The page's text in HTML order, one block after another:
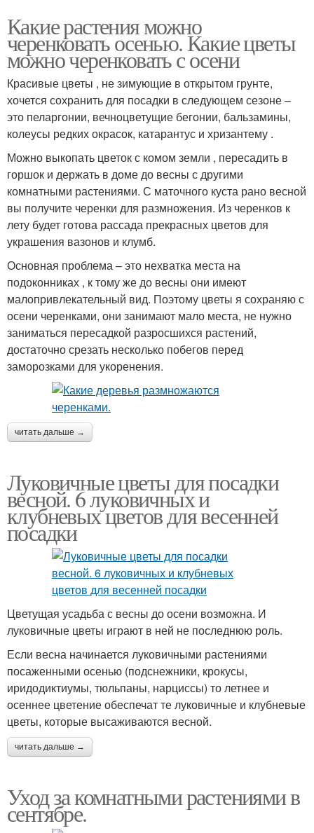
Какие растения можно
черенковать осенью. Какие цветы
можно черенковать с осени
Красивые цветы , не зимующие в открытом грунте,
хочется сохранить для посадки в следующем сезоне –
это пеларгонии, вечноцветущие бегонии, бальзамины,
колеусы редких окрасок, катарантус и хризантему .
Можно выкопать цветок с комом земли , пересадить в
горшок и держать в доме до весны с другими
комнатными растениями. С маточного куста рано весной
вы получите черенки для размножения. Из черенков к
лету будет готова рассада прекрасных цветов для
украшения вазонов и клумб.
Основная проблема – это нехватка места на
подоконниках , к тому же до весны они имеют
малопривлекательный вид. Поэтому цветы я сохраняю с
осени черенками, они занимают мало места, не нужно
заниматься пересадкой разросшихся растений,
достаточно срезать несколько побегов перед
заморозками для укоренения.
читать дальше →
Луковичные цветы для посадки
весной. 6 луковичных и
клубневых цветов для весенней
посадки
Цветущая усадьба с весны до осени возможна. И
луковичные цветы играют в ней не последнюю роль.
Если весна начинается луковичными растениями
посаженными осенью (подснежники, крокусы,
иридодиктиумы, тюльпаны, нарциссы) то летнее и
осеннее цветение обеспечат те луковичные и клубневые
цветы, которые высаживаются весной.
читать дальше →
Уход за комнатными растениями в
сентябре.